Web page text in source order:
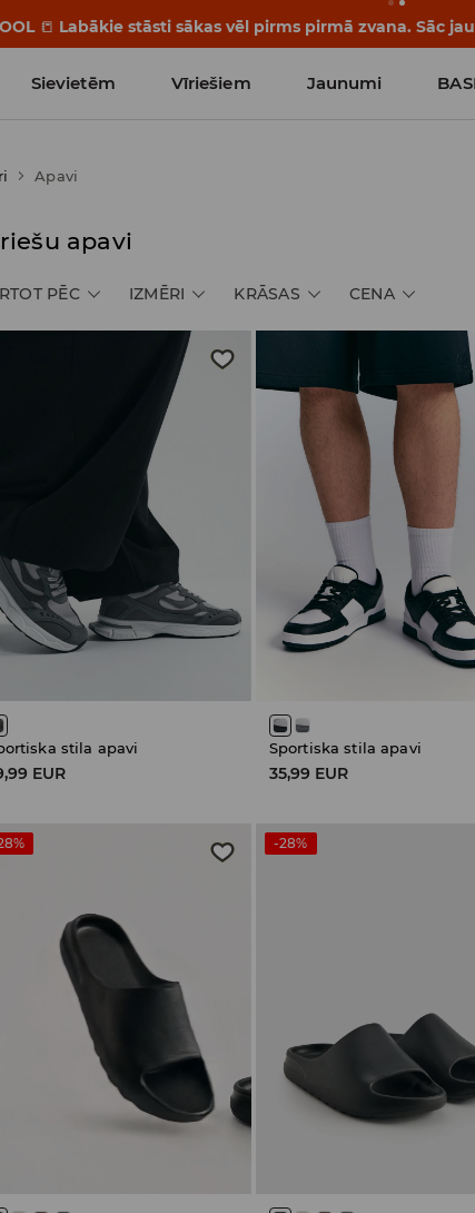
📒 Labākie stāsti sākas vēl pirms pirmā zvana. Sāc
Sievietēm Vīriešiem Jaunumi
Apavi
apavi
PĒC IZMĒRI KRĀSAS CENA
stila apavi
EUR
Sportiska stila apavi
35,99 EUR
-28%